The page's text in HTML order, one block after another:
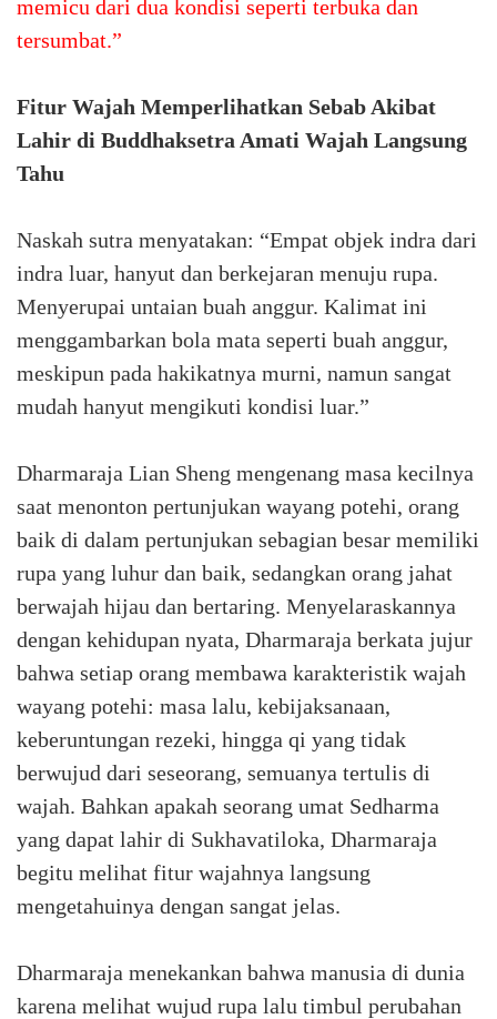
memicu dari dua kondisi seperti terbuka dan
tersumbat.”
Fitur Wajah Memperlihatkan Sebab Akibat
Lahir di Buddhaksetra Amati Wajah Langsung
Tahu
Naskah sutra menyatakan: “Empat objek indra dari
indra luar, hanyut dan berkejaran menuju rupa.
Menyerupai untaian buah anggur. Kalimat ini
menggambarkan bola mata seperti buah anggur,
meskipun pada hakikatnya murni, namun sangat
mudah hanyut mengikuti kondisi luar.”
Dharmaraja Lian Sheng mengenang masa kecilnya
saat menonton pertunjukan wayang potehi, orang
baik di dalam pertunjukan sebagian besar memiliki
rupa yang luhur dan baik, sedangkan orang jahat
berwajah hijau dan bertaring. Menyelaraskannya
dengan kehidupan nyata, Dharmaraja berkata jujur
bahwa setiap orang membawa karakteristik wajah
wayang potehi: masa lalu, kebijaksanaan,
keberuntungan rezeki, hingga qi yang tidak
berwujud dari seseorang, semuanya tertulis di
wajah. Bahkan apakah seorang umat Sedharma
yang dapat lahir di Sukhavatiloka, Dharmaraja
begitu melihat fitur wajahnya langsung
mengetahuinya dengan sangat jelas.
Dharmaraja menekankan bahwa manusia di dunia
karena melihat wujud rupa lalu timbul perubahan